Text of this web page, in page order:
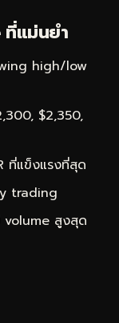
แม่นยำ
high/low
$2,350,
ที่แข็งแรงที่สุด
trading
volume สูงสุด